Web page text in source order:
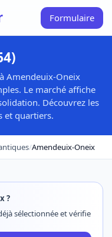
Formulaire
Amendeuix-Oneix
Le marché affiche
Découvrez les
et quartiers.
/Amendeuix-Oneix
?
sélectionnée et vérifie